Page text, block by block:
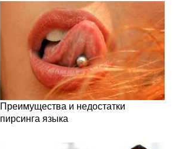
Преимущества и недостатки
пирсинга языка